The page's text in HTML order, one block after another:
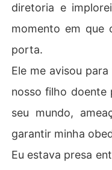
diretoria e
momento em que
porta.
Ele me avisou
nosso filho doente
seu mundo,
garantir minha
Eu estava presa